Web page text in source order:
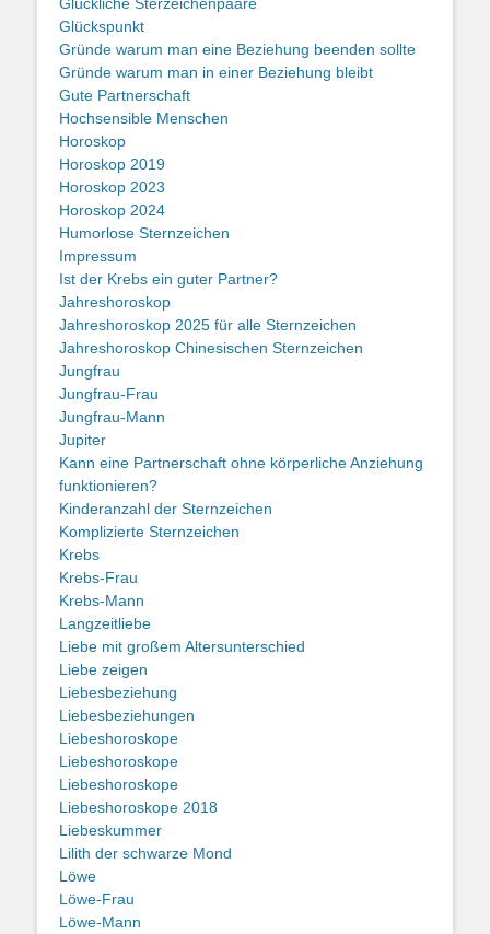
Glückspunkt
Gründe warum man eine Beziehung beenden sollte
Gründe warum man in einer Beziehung bleibt
Gute Partnerschaft
Hochsensible Menschen
Horoskop
Horoskop 2019
Horoskop 2023
Horoskop 2024
Humorlose Sternzeichen
Impressum
Ist der Krebs ein guter Partner?
Jahreshoroskop
Jahreshoroskop 2025 für alle Sternzeichen
Jahreshoroskop Chinesischen Sternzeichen
Jungfrau
Jungfrau-Frau
Jungfrau-Mann
Jupiter
Kann eine Partnerschaft ohne körperliche Anziehung
funktionieren?
Kinderanzahl der Sternzeichen
Komplizierte Sternzeichen
Krebs
Krebs-Frau
Krebs-Mann
Langzeitliebe
Liebe mit großem Altersunterschied
Liebe zeigen
Liebesbeziehung
Liebesbeziehungen
Liebeshoroskope
Liebeshoroskope
Liebeshoroskope
Liebeshoroskope 2018
Liebeskummer
Lilith der schwarze Mond
Löwe
Löwe-Frau
Löwe-Mann